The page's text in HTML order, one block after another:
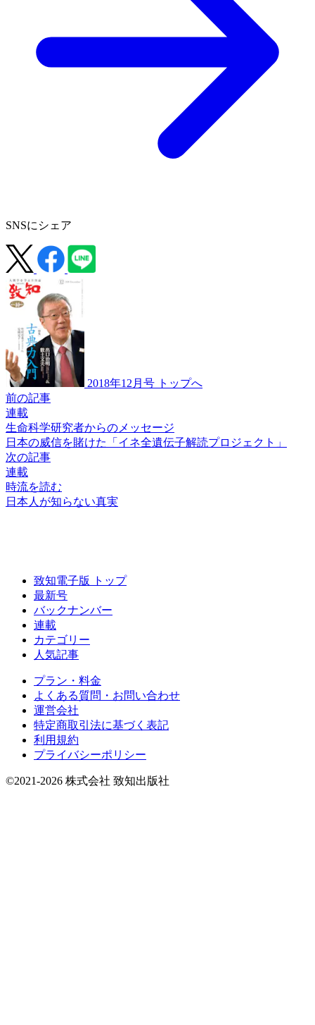
SNSにシェア
2018年12月号 トップへ
前の記事
連載
生命科学研究者からのメッセージ
日本の威信を賭けた
「イネ全遺伝子解読プロジェクト」
次の記事
連載
時流を読む
日本人が知らない真実
致知電子版 トップ
最新号
バックナンバー
連載
カテゴリー
人気記事
プラン・料金
よくある質問・お問い合わせ
運営会社
特定商取引法に基づく表記
利用規約
プライバシーポリシー
©2021-2026 株式会社 致知出版社